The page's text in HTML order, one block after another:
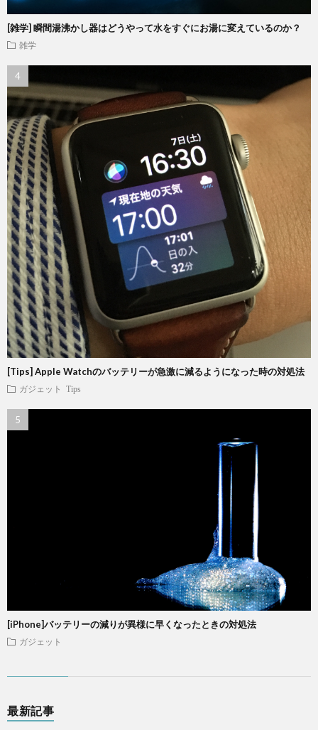
[雑学] 瞬間湯沸かし器はどうやって水をすぐにお湯に変えているのか？
雑学
[Tips] Apple Watchのバッテリーが急激に減るようになった時の対処法
ガジェット Tips
[iPhone]バッテリーの減りが異様に早くなったときの対処法
ガジェット
最新記事